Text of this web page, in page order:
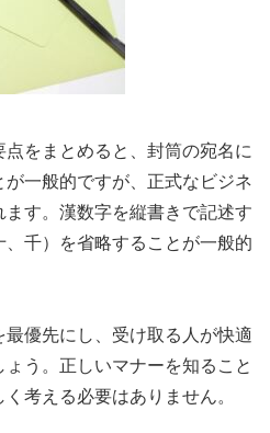
をまとめると、封筒の宛名に
一般的ですが、正式なビジネ
す。漢数字を縦書きで記述す
千）を省略することが一般的
優先にし、受け取る人が快適
う。正しいマナーを知ること
考える必要はありません。